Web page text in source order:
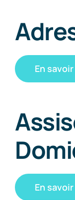
En
En